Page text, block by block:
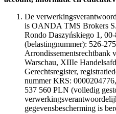
De
is OANDA TMS Brokers
Rondo Daszyńskiego 1,
(belastingnummer): 526-
Arrondissementsrechtbank
Warschau, XIIIe
Gerechtsregister,
nummer KRS:
537 560 PLN (volledig
gegevensbescherming is